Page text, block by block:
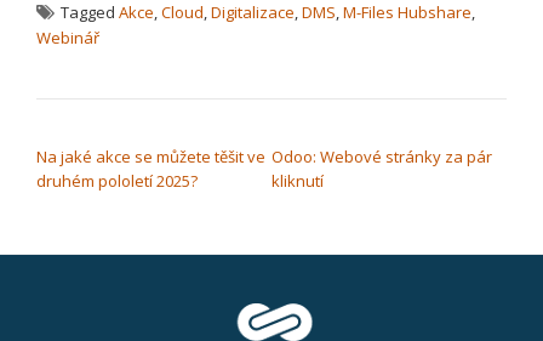
Tagged Akce,Cloud,Digitalizace,DMS,M-Files Hubshare,
Webinář
Na jaké akce se můžete těšit ve
druhém pololetí 2025?
Odoo: Webové stránky za pár
kliknutí